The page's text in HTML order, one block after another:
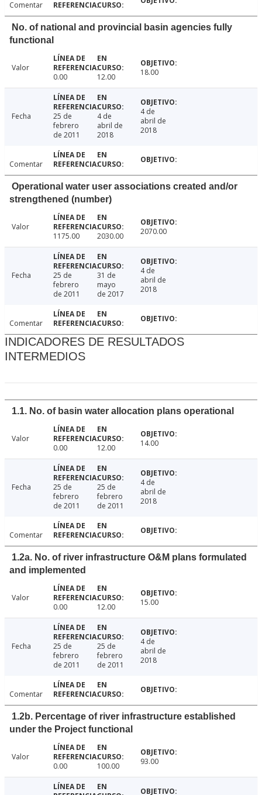
Comentar
No. of national and provincial basin agencies fully
functional
Valor
0.00
12.00 18.00
Fecha
25 de
febrero
de 2011
4 de
abril de
2018
4 de
abril de
2018
Comentar
Operational water user associations created and/or
strengthened (number)
Valor
1175.00
2030.00 2070.00
Fecha
25 de
febrero
de 2011
31 de
mayo
de 2017
4 de
abril de
2018
Comentar
INDICADORES DE RESULTADOS
INTERMEDIOS
1.1. No. of basin water allocation plans operational
Valor
0.00
12.00 14.00
Fecha
25 de
febrero
de 2011
25 de
febrero
de 2011
4 de
abril de
2018
Comentar
1.2a. No. of river infrastructure O&M plans formulated
and implemented
Valor
0.00
12.00 15.00
Fecha
25 de
febrero
de 2011
25 de
febrero
de 2011
4 de
abril de
2018
Comentar
1.2b. Percentage of river infrastructure established
under the Project functional
Valor
0.00
100.00 93.00